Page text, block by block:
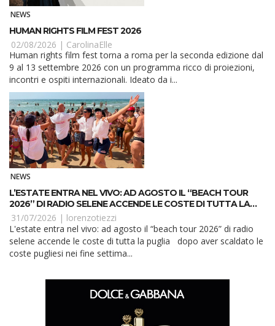
NEWS
HUMAN RIGHTS FILM FEST 2026
02/08/2026 | CarolinaElle
Human rights film fest torna a roma per la seconda edizione dal
9 al 13 settembre 2026 con un programma ricco di proiezioni,
incontri e ospiti internazionali. Ideato da i...
NEWS
L’ESTATE ENTRA NEL VIVO: AD AGOSTO IL “BEACH TOUR
2026” DI RADIO SELENE ACCENDE LE COSTE DI TUTTA LA
PUGLIA
31/07/2026 | lorenzotiezzi
L'estate entra nel vivo: ad agosto il “beach tour 2026” di radio
selene accende le coste di tutta la puglia dopo aver scaldato le
coste pugliesi nei fine settima...